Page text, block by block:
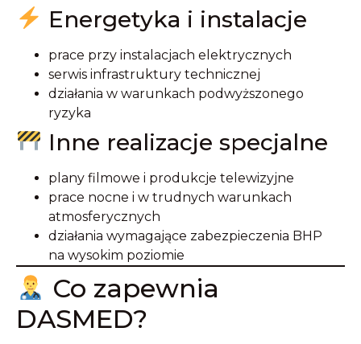
Energetyka i instalacje
prace przy instalacjach elektrycznych
serwis infrastruktury technicznej
działania w warunkach podwyższonego
ryzyka
Inne realizacje specjalne
plany filmowe i produkcje telewizyjne
prace nocne i w trudnych warunkach
atmosferycznych
działania wymagające zabezpieczenia BHP
na wysokim poziomie
Co zapewnia
DASMED?